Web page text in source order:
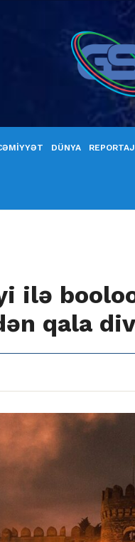
DÜNYA REPORTAJ
ilə
qala